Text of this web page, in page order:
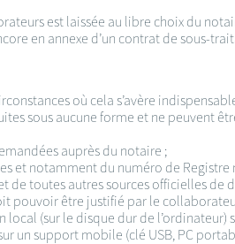
est laissée au libre choix du
en annexe d’un contrat de sous-
où cela s’avère
sous aucune forme et ne peuvent
auprès du notaire ;
et notamment du numéro de
de toutes autres sources officielles de
pouvoir être justifié par le
local (sur le disque dur de
un support mobile (clé USB, PC